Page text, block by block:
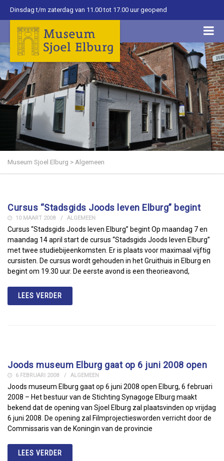
Dinsdag t/m zaterdag van 11.00 tot 17.00 uur geopend
Museum Sjoel Elburg > Algemeen
Cursus “Stadsgids Joods leven Elburg” begint
10 MAART 2008 ALGEMEEN
Cursus “Stadsgids Joods leven Elburg” begint Op maandag 7 en
maandag 14 april start de cursus “Stadsgids Joods leven Elburg”
met twee studiebijeenkomsten. Er is plaats voor maximaal vijftig
cursisten. De cursus wordt gehouden in het Gruithuis in Elburg en
begint om 19.30 uur. De eerste avond is een theorieavond,
LEES VERDER
Joods museum Elburg gaat op 6 juni 2008 open
6 FEBRUARI 2008 ALGEMEEN
Joods museum Elburg gaat op 6 juni 2008 open Elburg, 6 februari
2008 – Het bestuur van de Stichting Synagoge Elburg maakt
bekend dat de opening van Sjoel Elburg zal plaatsvinden op vrijdag
6 juni 2008. De opening zal Filmprojectiesworden verricht door de
Commissaris van de Koningin van de provincie
LEES VERDER